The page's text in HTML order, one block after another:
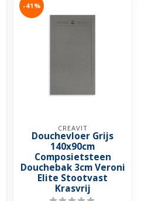
-41%
CREAVIT
Douchevloer Grijs
140x90cm
Composietsteen
Douchebak 3cm Veroni
Elite Stootvast
Krasvrij